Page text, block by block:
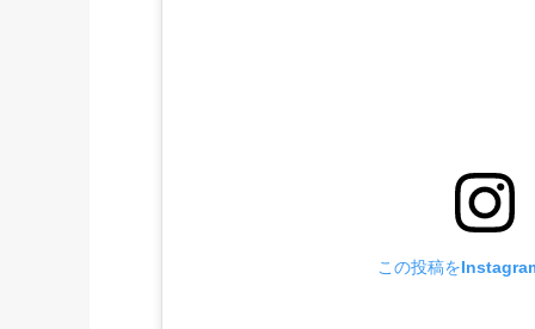
この投稿を